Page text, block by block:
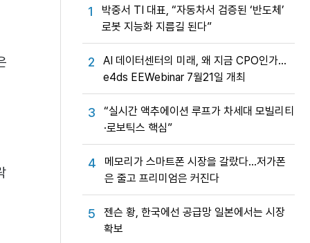
1
박중서 TI 대표, “자동차서 검증된 ‘반도체’
로봇 지능화 지름길 된다”
2
AI 데이터센터의 미래, 왜 지금 CPO인가…
e4ds EEWebinar 7월21일 개최
3
“실시간 액추에이션 루프가 차세대 모빌리티
·로보틱스 핵심”
4
메모리가 스마트폰 시장을 갈랐다…저가폰
은 줄고 프리미엄은 커진다
5
젠슨 황, 한국에선 공급망 일본에서는 시장
확보